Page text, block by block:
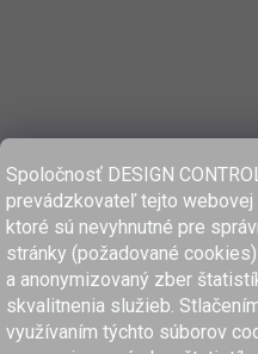
Spoločnosť DESIGN
prevádzkovateľ tejto
ktoré sú nevyhnutné pre
stránky (požadované
a anonymizovaný zber
skvalitnenia služieb.
využívaním týchto súborov